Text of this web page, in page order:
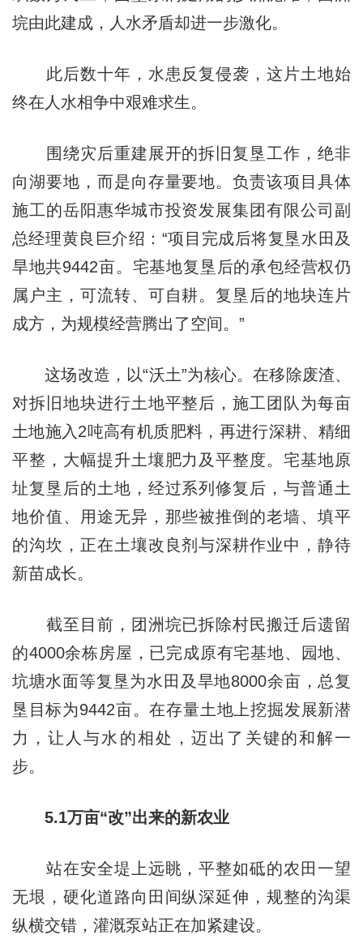
垸由此建成，人水矛盾却进一步激化。
此后数十年，水患反复侵袭，这片土地始
终在人水相争中艰难求生。
围绕灾后重建展开的拆旧复垦工作，绝非
向湖要地，而是向存量要地。负责该项目具体
施工的岳阳惠华城市投资发展集团有限公司副
总经理黄良巨介绍：“项目完成后将复垦水田及
旱地共9442亩。宅基地复垦后的承包经营权仍
属户主，可流转、可自耕。复垦后的地块连片
成方，为规模经营腾出了空间。”
这场改造，以“沃土”为核心。在移除废渣、
对拆旧地块进行土地平整后，施工团队为每亩
土地施入2吨高有机质肥料，再进行深耕、精细
平整，大幅提升土壤肥力及平整度。宅基地原
址复垦后的土地，经过系列修复后，与普通土
地价值、用途无异，那些被推倒的老墙、填平
的沟坎，正在土壤改良剂与深耕作业中，静待
新苗成长。
截至目前，团洲垸已拆除村民搬迁后遗留
的4000余栋房屋，已完成原有宅基地、园地、
坑塘水面等复垦为水田及旱地8000余亩，总复
垦目标为9442亩。在存量土地上挖掘发展新潜
力，让人与水的相处，迈出了关键的和解一
步。
5.1万亩“改”出来的新农业
站在安全堤上远眺，平整如砥的农田一望
无垠，硬化道路向田间纵深延伸，规整的沟渠
纵横交错，灌溉泵站正在加紧建设。